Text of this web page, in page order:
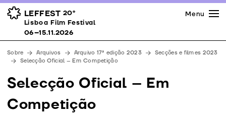
LEFFEST 20º
Lisboa Film Festival 06–15.11.2026
Prémios
Espaços
Apoios
Equipa
Downloads
Contactos
Menu
Lisboa Film Festival
06–15.11.2026
Sobre Arquivos Arquivo 17ª edição 2023
Secções e filmes 2023
Selecção Oficial – Em Competição
Selecção Oficial – Em
Competição